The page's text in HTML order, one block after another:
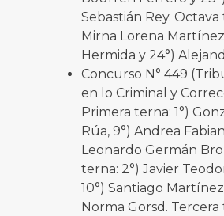
Sebastián Rey. Octava
Mirna Lorena
Hermida y 24°)
Concurso N° 449
en lo Criminal y
Primera terna: 1°)
Rúa, 9°) Andrea
Leonardo Germán
terna: 2°) Javier
10°) Santiago
Norma Gorsd. Tercera